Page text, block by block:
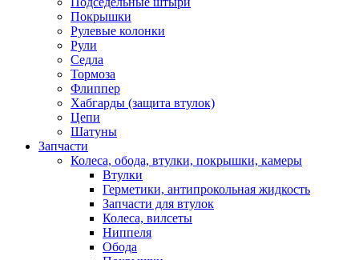
Покрышки
Рулевые колонки
Рули
Седла
Тормоза
Флиппер
Хабгарды (защита втулок)
Цепи
Шатуны
Запчасти
Колеса, обода, втулки, покрышки, камеры
Втулки
Герметики, антипрокольная жидкость
Запчасти для втулок
Колеса, вилсеты
Ниппеля
Обода